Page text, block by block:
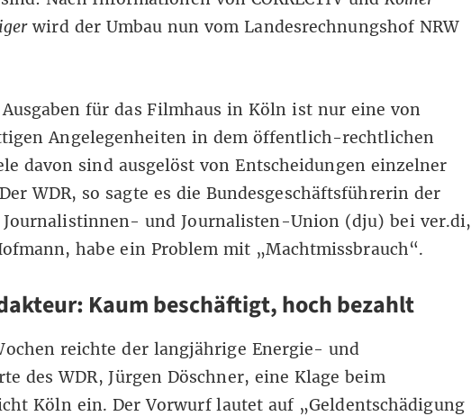
wird der Umbau nun vom Landesrechnungshof NRW
für das Filmhaus in Köln ist nur eine von
Angelegenheiten in dem öffentlich-rechtlichen
davon sind ausgelöst von Entscheidungen einzelner
WDR, so sagte es die Bundesgeschäftsführerin der
Journalistinnen- und Journalisten-Union (dju) bei ver.di,
habe ein Problem mit „Machtmissbrauch“.
Kaum beschäftigt, hoch bezahlt
reichte der langjährige Energie- und
des WDR, Jürgen Döschner, eine Klage beim
Köln ein. Der Vorwurf lautet auf „Geldentschädigung